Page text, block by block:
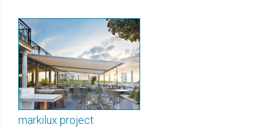
markilux project